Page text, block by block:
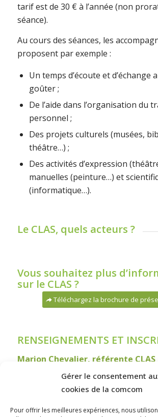
Gérer le consentement
cookies de la comcom
Pour offrir les meilleures expériences, nous
tarif est de 30 € à l’année (non
séance).
Au cours des séances, les
proposent par exemple :
Un temps d’écoute et d’échange
goûter ;
De l’aide dans l’organisation du
personnel ;
Des projets culturels (musées,
théâtre…) ;
Des activités d’expression
manuelles (peinture…) et
(informatique…).
Le CLAS, quels acteurs ?
Vous souhaitez plus
sur le CLAS ?
Téléchargez la brochure de
RENSEIGNEMENTS ET
Marion Chevalier, référente CLAS
06.04.98.07.43
clas@ccgevrey-nuits.com
Centre Geneviève Martin, rue de la